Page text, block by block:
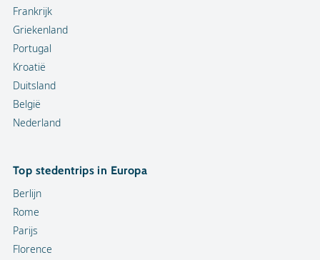
Frankrijk
Griekenland
Portugal
Kroatië
Duitsland
België
Nederland
Top stedentrips in Europa
Berlijn
Rome
Parijs
Florence